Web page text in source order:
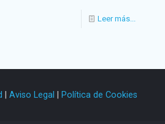
Leer más...
| Aviso Legal | Política de Cookies